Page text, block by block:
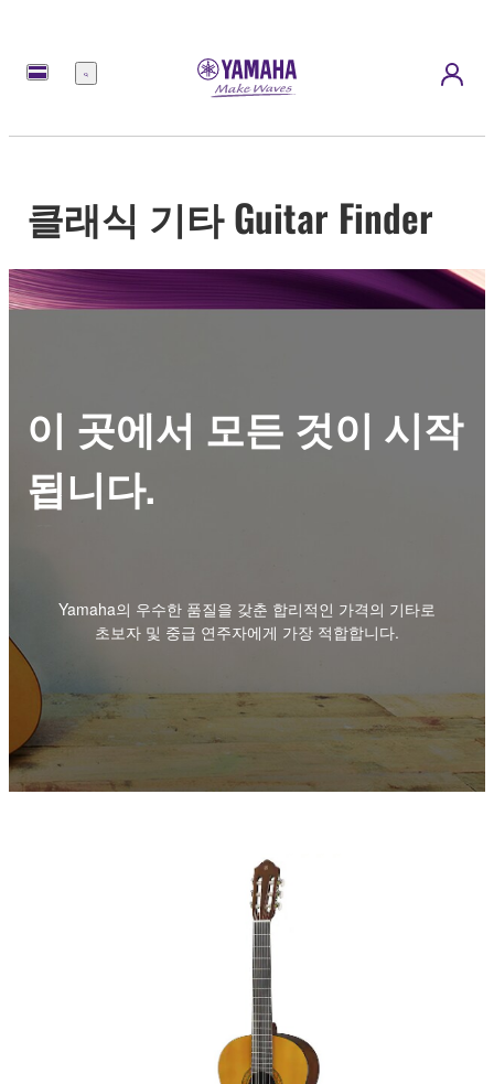
메
클래식 기타 Guitar Finder
이 곳에서 모든 것이 시작
됩니다.
Yamaha의 우수한 품질을 갖춘 합리적인 가격의 기타로
초보자 및 중급 연주자에게 가장 적합합니다.